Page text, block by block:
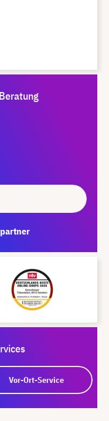
Vor-Ort-Service